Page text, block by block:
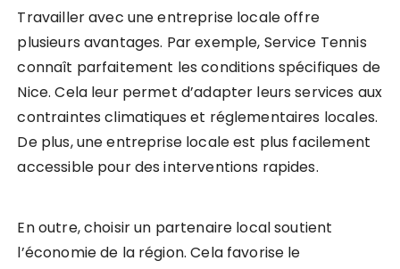
Travailler avec une entreprise locale offre
plusieurs avantages. Par exemple, Service Tennis
connaît parfaitement les conditions spécifiques de
Nice. Cela leur permet d’adapter leurs services aux
contraintes climatiques et réglementaires locales.
De plus, une entreprise locale est plus facilement
accessible pour des interventions rapides.
En outre, choisir un partenaire local soutient
l’économie de la région. Cela favorise le